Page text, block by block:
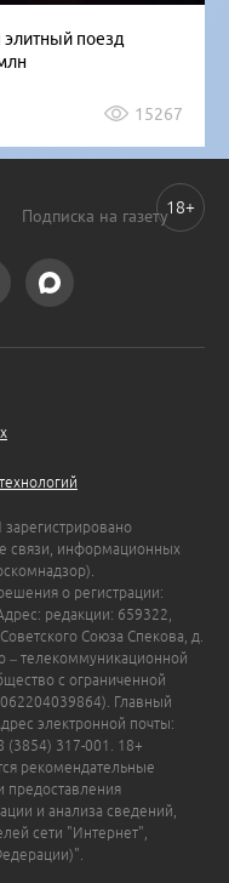
поезд
15267
Подписка на газету
связи, информационных
о регистрации:
редакции: 659322,
Союза Спекова, д.
– телекоммуникационной
с ограниченной
Главный
электронной почты:
(3854) 317-001. 18+
рекомендательные
предоставления
и анализа сведений,
сети "Интернет",
18+